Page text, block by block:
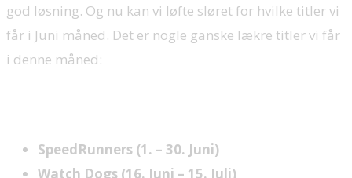
god løsning. Og nu kan vi løfte sløret for hvilke titler vi
får i Juni måned. Det er nogle ganske lækre titler vi får
i denne måned:
SpeedRunners (1. – 30. Juni)
Watch Dogs (16. Juni – 15. Juli)